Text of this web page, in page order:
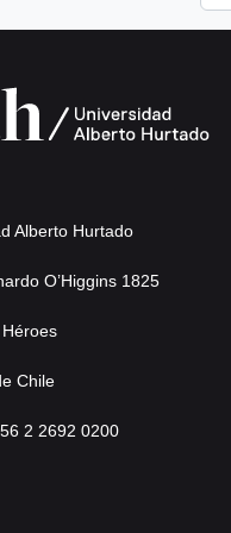
Alberto Hurtado
O’Higgins 1825
Chile
2 2692 0200